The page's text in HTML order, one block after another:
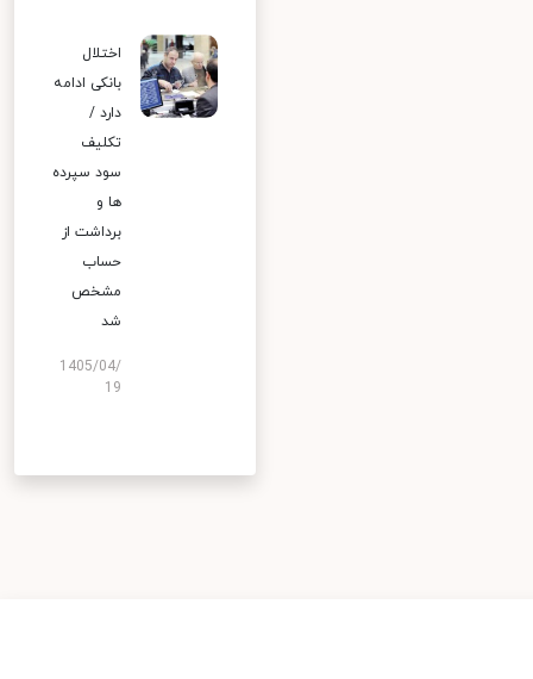
اختلال
بانکی ادامه
دارد /
تکلیف
سود سپرده
ها و
برداشت از
حساب
مشخص
شد
1405/04/
19